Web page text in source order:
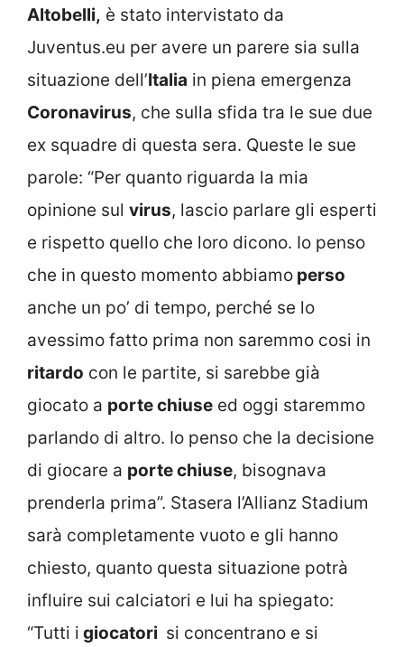
Altobelli, è stato intervistato da
Juventus.eu per avere un parere sia sulla
situazione dell’Italia in piena emergenza
Coronavirus, che sulla sfida tra le sue due
ex squadre di questa sera. Queste le sue
parole: “Per quanto riguarda la mia
opinione sul virus, lascio parlare gli esperti
e rispetto quello che loro dicono. Io penso
che in questo momento abbiamo perso
anche un po’ di tempo, perché se lo
avessimo fatto prima non saremmo cosi in
ritardo con le partite, si sarebbe già
giocato a porte chiuse ed oggi staremmo
parlando di altro. Io penso che la decisione
di giocare a porte chiuse, bisognava
prenderla prima”. Stasera l’Allianz Stadium
sarà completamente vuoto e gli hanno
chiesto, quanto questa situazione potrà
influire sui calciatori e lui ha spiegato:
“Tutti i giocatori si concentrano e si